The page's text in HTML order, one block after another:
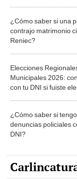
¿Cómo saber si una
contrajo matrimonio
Reniec?
Elecciones
Municipales 2026:
con tu DNI si fuiste
la ONPE
¿Cómo saber si tengo
denuncias policiales
DNI?